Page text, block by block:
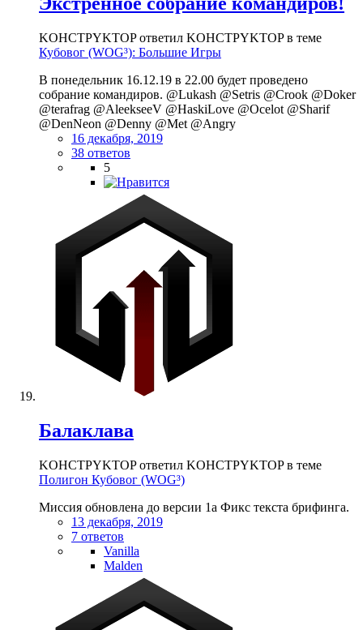
KOHCTPYKTOP ответил KOHCTPYKTOP в теме
Кубовог (WOG³): Большие Игры
В понедельник 16.12.19 в 22.00 будет проведено
собрание командиров. @Lukash @Setris @Crook @Doker
@terafrag @AleekseeV @HaskiLove @Ocelot @Sharif
@DenNeon @Denny @Met @Angry
16 декабря, 2019
38 ответов
5
Балаклава
KOHCTPYKTOP ответил KOHCTPYKTOP в теме
Полигон Кубовог (WOG³)
Миссия обновлена до версии 1a Фикс текста брифинга.
13 декабря, 2019
7 ответов
Vanilla
Malden